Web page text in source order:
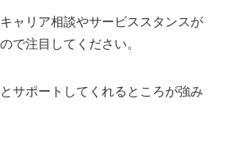
ャリア相談やサービススタンスが
で注目してください。
サポートしてくれるところが強み